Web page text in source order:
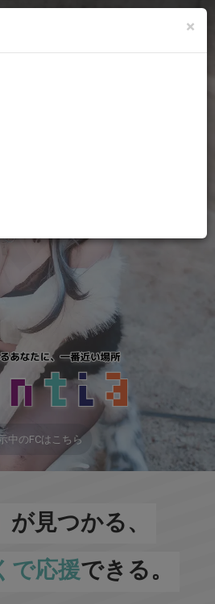
×
18+
中のFCはこちら
が見つかる、
で応援できる。